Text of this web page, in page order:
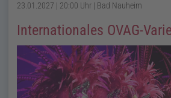
23.01.2027 | 20:00 Uhr | Bad Nauheim
Internationales OVAG-